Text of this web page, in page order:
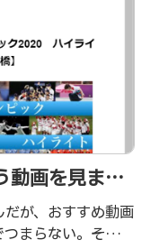
動画を見ませ
が、おすすめ動画
まらない。その日